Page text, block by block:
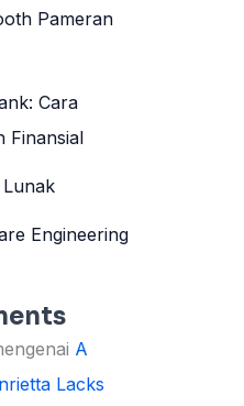
Pameran
Cara
Finansial
Engineering
A
Lacks